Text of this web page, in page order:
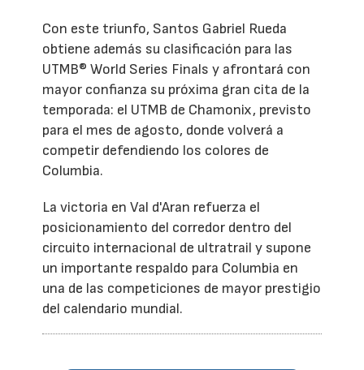
Con este triunfo, Santos Gabriel Rueda
obtiene además su clasificación para las
UTMB® World Series Finals y afrontará con
mayor confianza su próxima gran cita de la
temporada: el UTMB de Chamonix, previsto
para el mes de agosto, donde volverá a
competir defendiendo los colores de
Columbia.
La victoria en Val d'Aran refuerza el
posicionamiento del corredor dentro del
circuito internacional de ultratrail y supone
un importante respaldo para Columbia en
una de las competiciones de mayor prestigio
del calendario mundial.